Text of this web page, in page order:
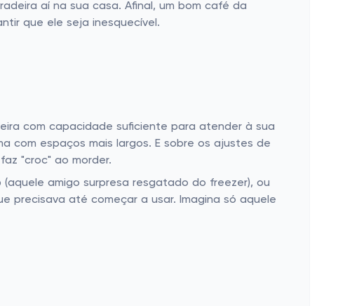
aí na sua casa. Afinal, um bom café da
que ele seja inesquecível.
com capacidade suficiente para atender à sua
com espaços mais largos. E sobre os ajustes de
"croc" ao morder.
amigo surpresa resgatado do freezer), ou
precisava até começar a usar. Imagina só aquele